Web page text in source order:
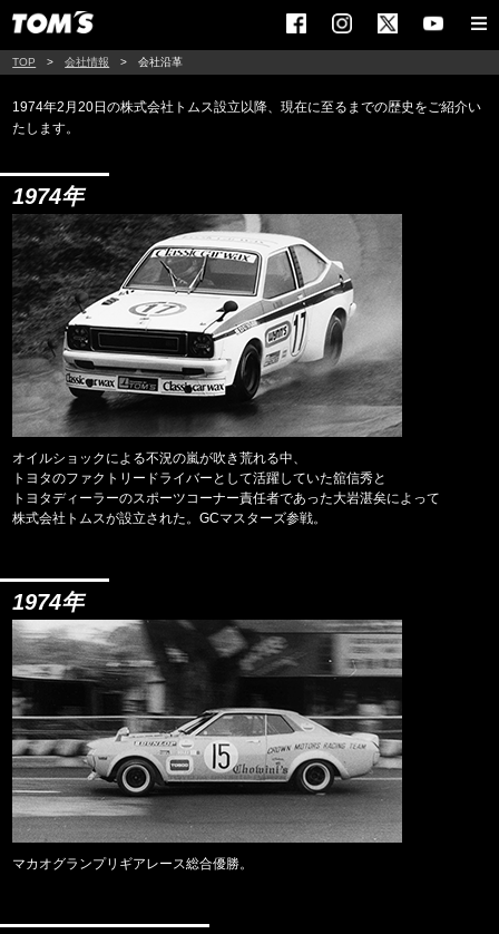
TOP 会社情報 会社沿革
1974年2月20日の株式会社トムス設立以降、現在に至るまでの歴史をご紹介い
たします。
1974年
オイルショックによる不況の嵐が吹き荒れる中、
トヨタのファクトリードライバーとして活躍していた舘信秀と
トヨタディーラーのスポーツコーナー責任者であった大岩湛矣によって
株式会社トムスが設立された。GCマスターズ参戦。
1974年
マカオグランプリギアレース総合優勝。